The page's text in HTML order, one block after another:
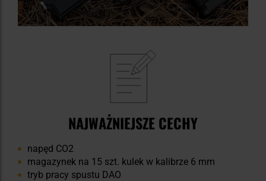
NAJWAŻNIEJSZE CECHY
napęd CO2
magazynek na 15 szt. kulek w kalibrze 6 mm
tryb pracy spustu DAO